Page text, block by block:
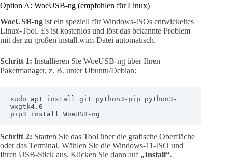
Option A: WoeUSB-ng (empfohlen für Linux)
WoeUSB-ng ist ein speziell für Windows-ISOs entwickeltes
Linux-Tool. Es ist kostenlos und löst das bekannte Problem
mit der zu großen install.wim-Datei automatisch.
Schritt 1: Installieren Sie WoeUSB-ng über Ihren
Paketmanager, z. B. unter Ubuntu/Debian:
sudo apt install git python3-pip python3-
wxgtk4.0
pip3 install WoeUSB-ng
Schritt 2: Starten Sie das Tool über die grafische Oberfläche
oder das Terminal. Wählen Sie die Windows-11-ISO und
Ihren USB-Stick aus. Klicken Sie dann auf „Install“.